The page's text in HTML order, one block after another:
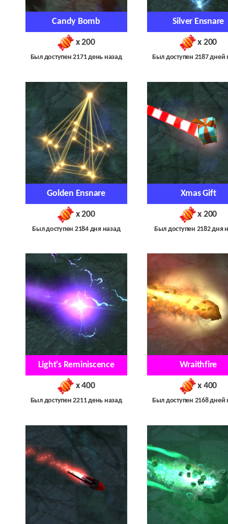
Candy Bomb
x 200
Был доступен 2171 день назад
Silver Ensnare
x 200
Был доступен 2187 дней
Golden Ensnare
x 200
Был доступен 2184 дня назад
Xmas Gift
x 200
Был доступен 2182 дня
Light's Reminiscence
x 400
Был доступен 2211 день назад
Wraithfire
x 400
Был доступен 2168 дней